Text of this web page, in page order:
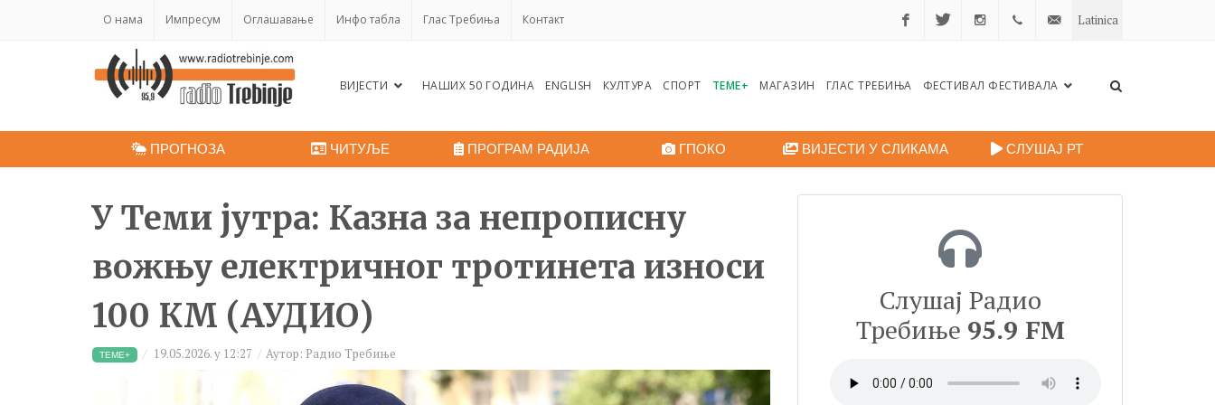
O нама Импресум Оглашавање Инфо табла Глас Требиња Контакт Latinica
ВИЈЕСТИ НАШИХ 50 ГОДИНА ENGLISH КУЛТУРА СПОРТ ТЕМЕ+ МАГАЗИН ГЛАС ТРЕБИЊА ФЕСТИВАЛ ФЕСТИВАЛА
ПРОГНОЗА ЧИТУЉЕ ПРОГРАМ РАДИЈА ГПОКО ВИЈЕСТИ У СЛИКАМА СЛУШАЈ РТ
У Теми јутра: Казна за непрописну
вожњу електричног тротинета износи
100 КМ (АУДИО)
ТЕМЕ+ 19.05.2026. у 12:27 Аутор: Радио Требиње
Слушај Радио
Требиње 95.9 FM